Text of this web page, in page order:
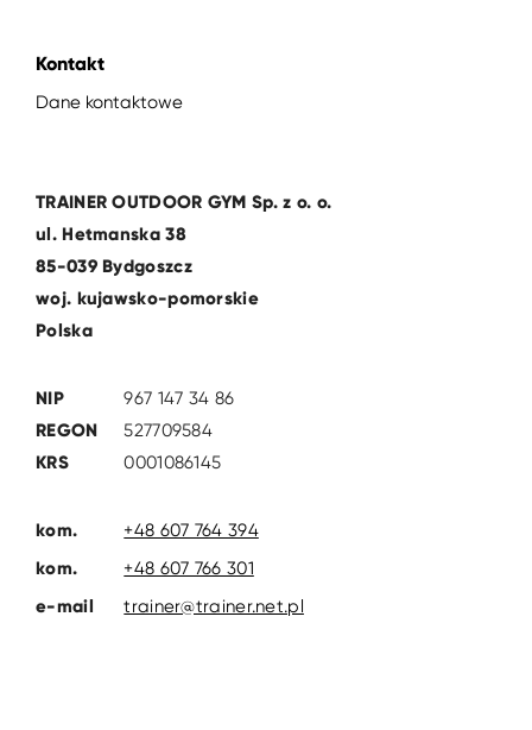
Kontakt
Dane kontaktowe
TRAINER OUTDOOR GYM Sp. z o. o.
ul. Hetmanska 38
85-039 Bydgoszcz
woj. kujawsko-pomorskie
Polska
NIP
967 147 34 86
REGON
527709584
KRS
0001086145
kom.
+48 607 764 394
kom.
+48 607 766 301
e-mail
trainer@trainer.net.pl